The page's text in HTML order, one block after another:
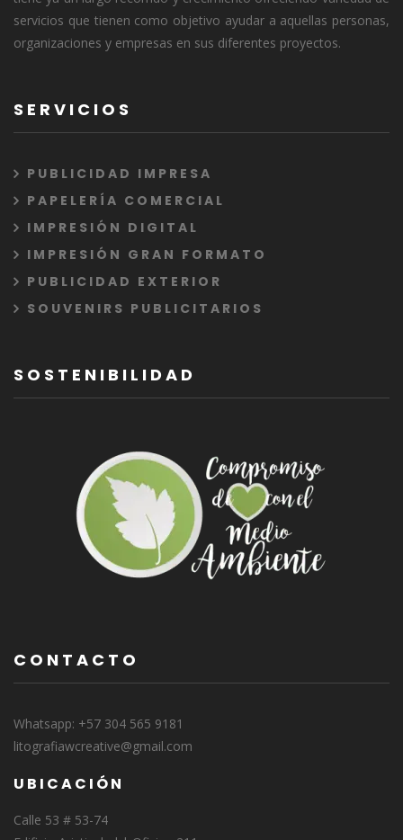
servicios que tienen como objetivo ayudar a aquellas personas,
organizaciones y empresas en sus diferentes proyectos.
SERVICIOS
PUBLICIDAD IMPRESA
PAPELERÍA COMERCIAL
IMPRESIÓN DIGITAL
IMPRESIÓN GRAN FORMATO
PUBLICIDAD EXTERIOR
SOUVENIRS PUBLICITARIOS
SOSTENIBILIDAD
CONTACTO
Whatsapp: +57 304 565 9181
litografiawcreative@gmail.com
UBICACIÓN
Calle 53 # 53-74